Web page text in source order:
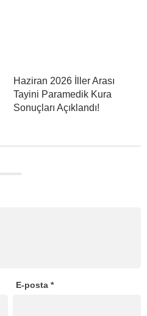
Haziran 2026 İller Arası
Tayini Paramedik Kura
Sonuçları Açıklandı!
E-posta*